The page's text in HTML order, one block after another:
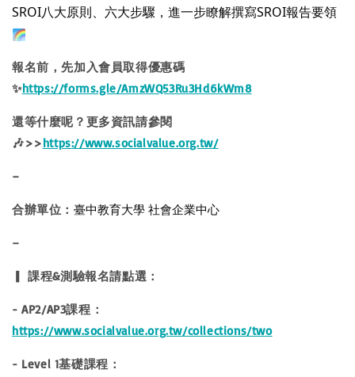
SROI八大原則、六大步驟，進一步瞭解撰寫SROI報告要領
報名前，先加入會員取得優惠碼
✨https://forms.gle/AmzWQ53Ru3Hd6kWm8
還等什麼呢？更多資訊請參閱
🎶>>https://www.socialvalue.org.tw/
–
合辦單位： 臺中教育大學 社會企業中心
–
▎ 課程&測驗報名請點選：
- AP2/AP3課程：
https://www.socialvalue.org.tw/collections/two
- Level 1基礎課程：